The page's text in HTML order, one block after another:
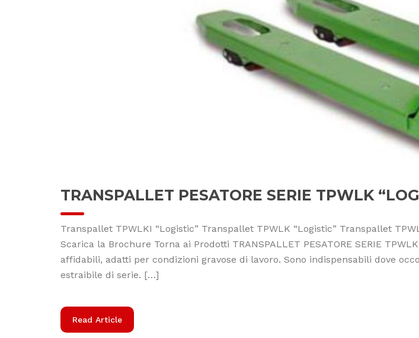
TRANSPALLET PESATORE SERIE TPWLK
Transpallet TPWLKI “Logistic” Transpallet TPWLK “Logistic” Transpallet
Scarica la Brochure Torna ai Prodotti TRANSPALLET PESATORE SERIE
affidabili, adatti per condizioni gravose di lavoro. Sono indispensabili dove
estraibile di serie. […]
Read Article